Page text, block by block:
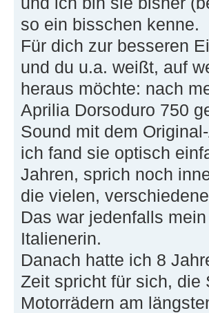
so ein bisschen kenne.
Für dich zur besseren
und du u.a. weißt, auf
heraus möchte: nach
Aprilia Dorsoduro 750
Sound mit dem
ich fand sie optisch
Jahren, sprich noch
die vielen,
Das war jedenfalls
Italienerin.
Danach hatte ich 8
Zeit spricht für sich, die
Motorrädern am